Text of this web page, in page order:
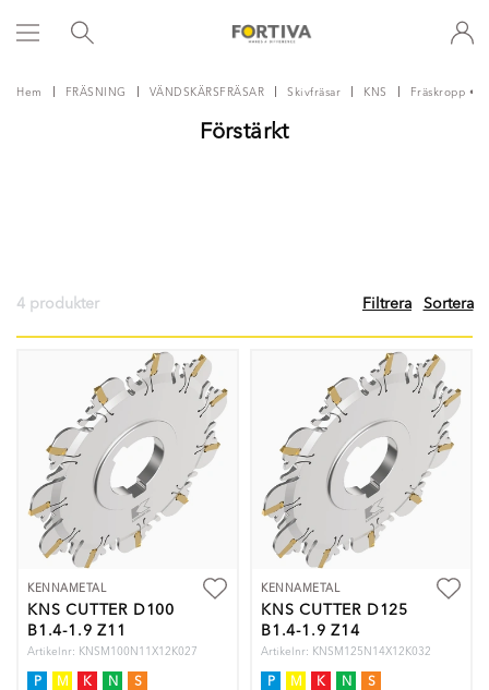
Hem FRÄSNING VÄNDSKÄRSFRÄSAR Skivfräsar KNS Fräskropp •
Förstärkt
4 produkter Filtrera Sortera
KENNAMETAL
KNS CUTTER D100
B1.4-1.9 Z11
Artikelnr: KNSM100N11X12K027
P M K N S
KENNAMETAL
KNS CUTTER D125
B1.4-1.9 Z14
Artikelnr: KNSM125N14X12K032
P M K N S